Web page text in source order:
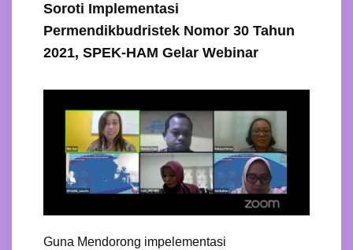
Soroti Implementasi
Permendikbudristek Nomor 30 Tahun
2021, SPEK-HAM Gelar Webinar
Guna Mendorong impelementasi